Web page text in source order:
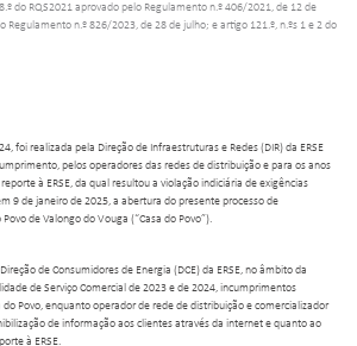
do RQS2021 aprovado pelo Regulamento n.º 406/2021, de 12 de
Regulamento n.º 826/2023, de 28 de julho; e artigo 121.º, n.ºs 1 e 2 do
foi realizada pela Direção de Infraestruturas e Redes (DIR) da ERSE
pelos operadores das redes de distribuição e para os anos
à ERSE, da qual resultou a violação indiciária de exigências
9 de janeiro de 2025, a abertura do presente processo de
de Valongo do Vouga (“Casa do Povo”).
de Consumidores de Energia (DCE) da ERSE, no âmbito da
de Serviço Comercial de 2023 e de 2024, incumprimentos
Povo, enquanto operador de rede de distribuição e comercializador
de informação aos clientes através da internete quanto ao
à ERSE.